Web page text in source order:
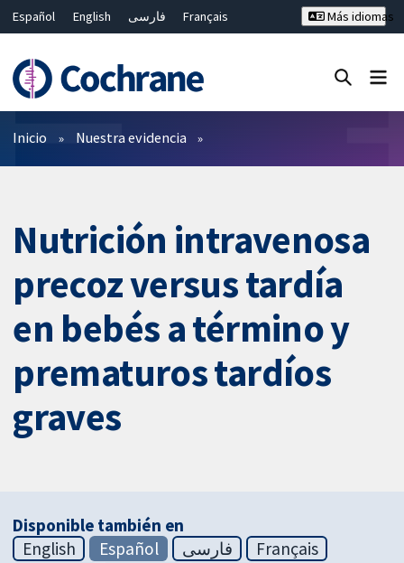
Español English فارسی
Français
Bahasa Malaysia
ไทย 繁體中文
Más idiomas
Filtros
Inicio Nuestra evidencia
Nutrición intravenosa
precoz versus tardía
en bebés a término y
prematuros tardíos
graves
Disponible también en
English
Español فارسی
Français